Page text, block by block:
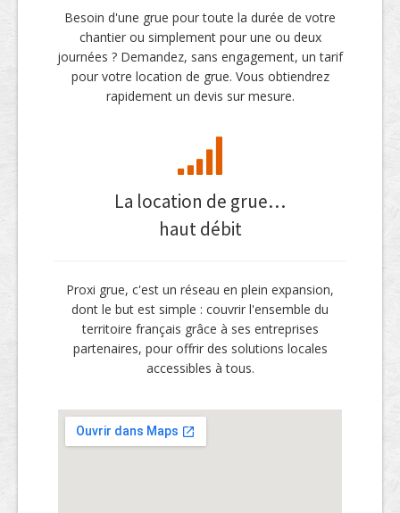
Besoin d'une grue pour toute la durée de votre
chantier ou simplement pour une ou deux
journées ? Demandez, sans engagement, un tarif
pour votre location de grue. Vous obtiendrez
rapidement un devis sur mesure.
La location de grue…
haut débit
Proxi grue, c'est un réseau en plein expansion,
dont le but est simple : couvrir l'ensemble du
territoire français grâce à ses entreprises
partenaires, pour offrir des solutions locales
accessibles à tous.